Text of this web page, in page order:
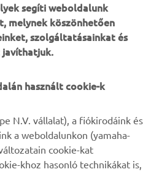
A
segíti weboldalunk
melynek köszönhetően
szolgáltatásainkat és
használt cookie-k
N.V. vállalat), a fiókirodáink és
a weboldalunkon (yamaha-
cookie-kat
khoz hasonló technikákat is,